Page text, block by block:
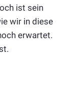
ist sein
wir in diese
erwartet.